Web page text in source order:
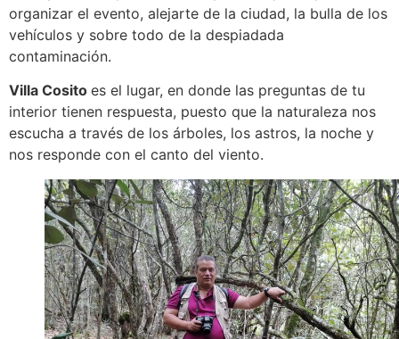
organizar el evento, alejarte de la ciudad, la bulla de los
vehículos y sobre todo de la despiadada
contaminación.
Villa Cosito es el lugar, en donde las preguntas de tu
interior tienen respuesta, puesto que la naturaleza nos
escucha a través de los árboles, los astros, la noche y
nos responde con el canto del viento.